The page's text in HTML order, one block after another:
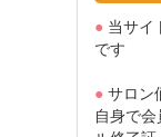
● 当サイ
です
● サロン
自身で